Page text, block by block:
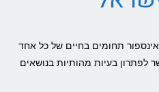
תחומים בחיים של כל אחד
לפתרון בעיות מהותיות בנושאים